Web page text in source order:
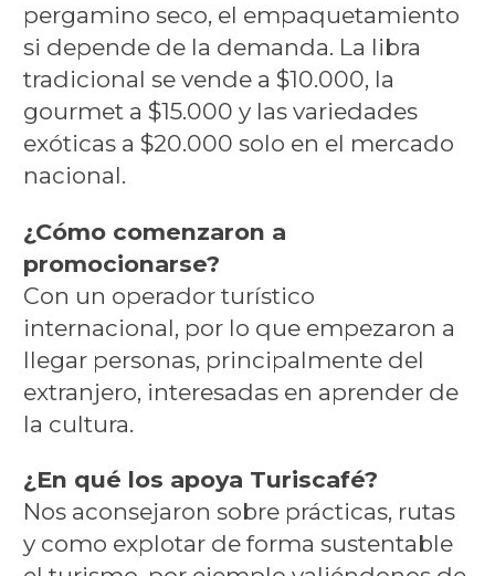
pergamino seco, el empaquetamiento
si depende de la demanda. La libra
tradicional se vende a $10.000, la
gourmet a $15.000 y las variedades
exóticas a $20.000 solo en el mercado
nacional.
¿Cómo comenzaron a
promocionarse?
Con un operador turístico
internacional, por lo que empezaron a
llegar personas, principalmente del
extranjero, interesadas en aprender de
la cultura.
¿En qué los apoya Turiscafé?
Nos aconsejaron sobre prácticas, rutas
y como explotar de forma sustentable